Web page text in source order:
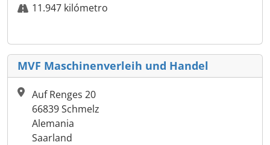
11.947 kilómetro
MVF Maschinenverleih und Handel
Auf Renges 20
66839 Schmelz
Alemania
Saarland